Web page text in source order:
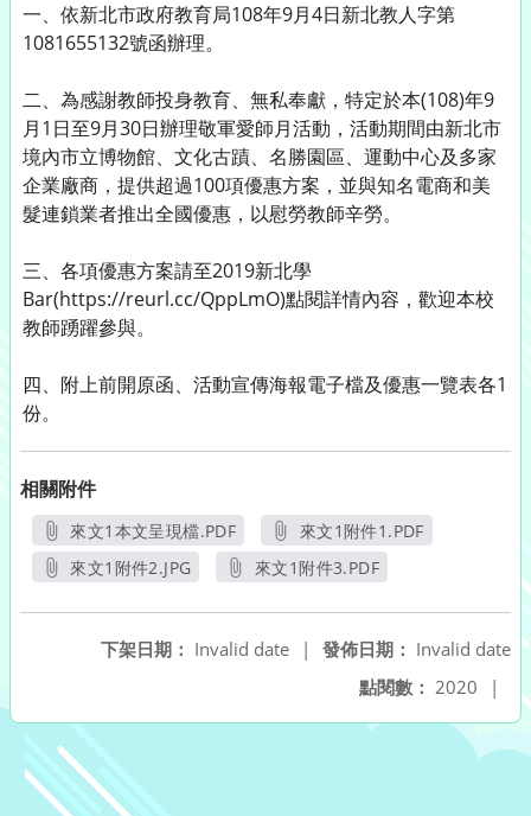
一、依新北市政府教育局108年9月4日新北教人字第
1081655132號函辦理。
二、為感謝教師投身教育、無私奉獻，特定於本(108)年9
月1日至9月30日辦理敬軍愛師月活動，活動期間由新北市
境內市立博物館、文化古蹟、名勝園區、運動中心及多家
企業廠商，提供超過100項優惠方案，並與知名電商和美
髮連鎖業者推出全國優惠，以慰勞教師辛勞。
三、各項優惠方案請至2019新北學
Bar(https://reurl.cc/QppLmO)點閱詳情內容，歡迎本校
教師踴躍參與。
四、附上前開原函、活動宣傳海報電子檔及優惠一覽表各1
份。
相關附件
來文1本文呈現檔.PDF
另開新視窗
來文1附件1.PDF
另開新視窗
來文1附件2.JPG
來文1附件3.PDF
發佈日期： Invalid date
下架日期： Invalid date
|
點閱數： 2020 |